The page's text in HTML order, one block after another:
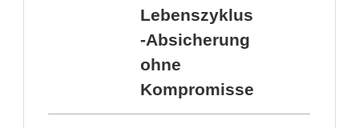
Lebenszyklus
-Absicherung
ohne
Kompromisse